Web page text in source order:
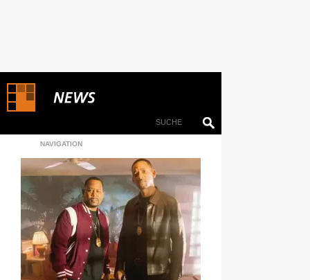
NAVIGATION